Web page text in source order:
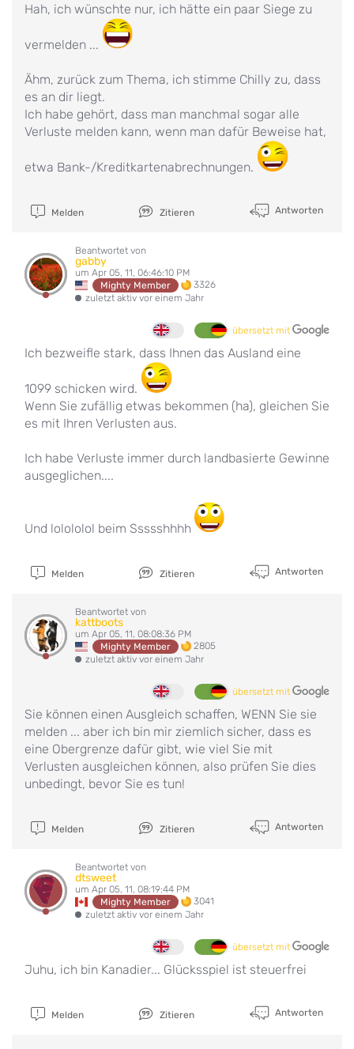
Hah, ich wünschte nur, ich hätte ein paar Siege zu
vermelden ...
Ähm, zurück zum Thema, ich stimme Chilly zu, dass
es an dir liegt.
Ich habe gehört, dass man manchmal sogar alle
Verluste melden kann, wenn man dafür Beweise hat,
etwa Bank-/Kreditkartenabrechnungen.
Melden Zitieren Antworten
Beantwortet von
gabby
um Apr 05, 11, 06:46:10 PM
Mighty Member
3326
zuletzt aktiv vor einem Jahr
übersetzt mit
Ich bezweifle stark, dass Ihnen das Ausland eine
1099 schicken wird.
Wenn Sie zufällig etwas bekommen (ha), gleichen Sie
es mit Ihren Verlusten aus.
Ich habe Verluste immer durch landbasierte Gewinne
ausgeglichen....
Und lolololol beim Ssssshhhh
Melden Zitieren Antworten
Beantwortet von
kattboots
um Apr 05, 11, 08:08:36 PM
Mighty Member
2805
zuletzt aktiv vor einem Jahr
übersetzt mit
Sie können einen Ausgleich schaffen, WENN Sie sie
melden ... aber ich bin mir ziemlich sicher, dass es
eine Obergrenze dafür gibt, wie viel Sie mit
Verlusten ausgleichen können, also prüfen Sie dies
unbedingt, bevor Sie es tun!
Melden Zitieren Antworten
Beantwortet von
dtsweet
um Apr 05, 11, 08:19:44 PM
Mighty Member
3041
zuletzt aktiv vor einem Jahr
übersetzt mit
Juhu, ich bin Kanadier... Glücksspiel ist steuerfrei
Melden Zitieren Antworten